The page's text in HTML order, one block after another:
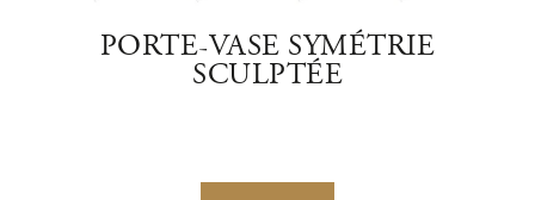
PORTE-VASE SYMÉTRIE
SCULPTÉE